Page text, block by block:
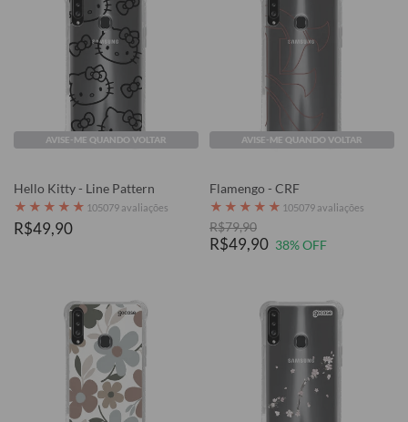
AVISE-ME QUANDO VOLTAR
Hello Kitty - Line Pattern
★ ★ ★ ★ ★ 105079 avaliações
R$49,90
AVISE-ME QUANDO VOLTAR
Flamengo - CRF
★ ★ ★ ★ ★ 105079 avaliações
R$79,90
R$49,90 38% OFF